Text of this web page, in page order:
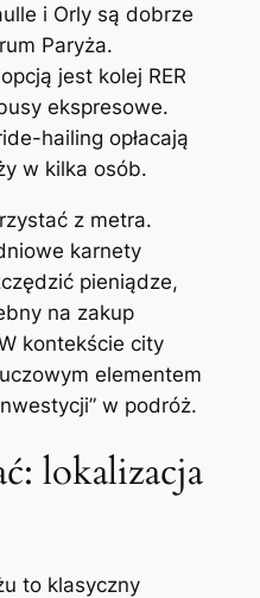
i Orly są dobrze
Paryża.
jest kolej RER
ekspresowe.
hailing opłacają
w kilka osób.
z metra.
karnety
pieniądze,
na zakup
kontekście city
elementem
w podróż.
lokalizacja
to klasyczny